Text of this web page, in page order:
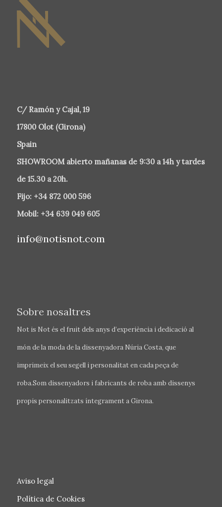
C/ Ramón y Cajal, 19
17800 Olot (Girona)
Spain
SHOWROOM abierto mañanas de 9:30 a 14h y tardes
de 15.30 a 20h.
Fijo: +34 872 000 596
Mobil: +34 639 049 605
info@notisnot.com
Sobre nosaltres
Not is Not és el fruit dels anys d’experiència i dedicació al
món de la moda de la dissenyadora Núria Costa, que
imprimeix el seu segell i personalitat en cada peça de
roba.Som dissenyadors i fabricants de roba amb dissenys
propis personalitzats íntegrament a Girona.
Aviso legal
Política de Cookies